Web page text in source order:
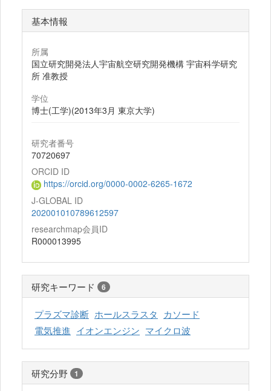
基本情報
所属
国立研究開発法人宇宙航空研究開発機構 宇宙科学研究
所 准教授
学位
博士(工学)(2013年3月 東京大学)
研究者番号
70720697
ORCID ID
https://orcid.org/0000-0002-6265-1672
J-GLOBAL ID
202001010789612597
researchmap会員ID
R000013995
研究キーワード 6
プラズマ診断 ホールスラスタ カソード
電気推進 イオンエンジン マイクロ波
研究分野 1